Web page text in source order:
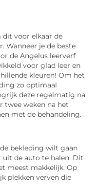
voor elkaar de
Wanneer je de beste
de Angelus leerverf
voor glad leer en
kleuren! Om het
zo optimaal
deze regelmatig na
twee weken na het
met de behandeling.
bekleding wilt gaan
uit de auto te halen. Dit
meest makkelijk. Op
plekken verven die